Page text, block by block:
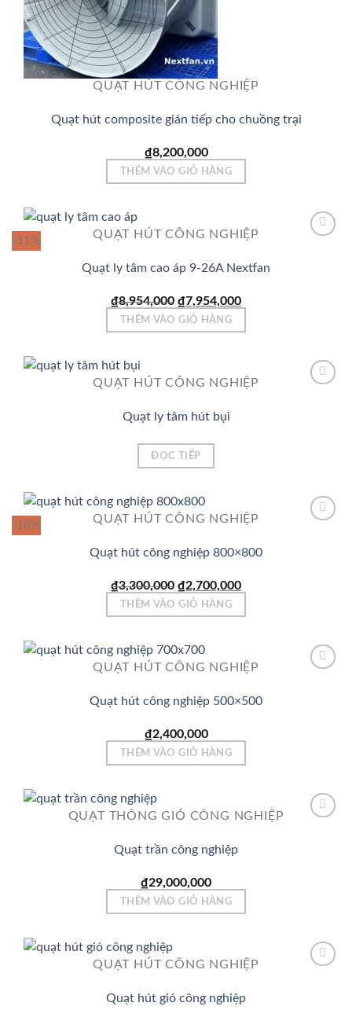
QUẠT HÚT CÔNG NGHIỆP
Quạt hút composite gián tiếp cho chuồng trại
₫8,200,000
THÊM VÀO GIỎ HÀNG
-11% QUẠT HÚT CÔNG NGHIỆP
Quạt ly tâm cao áp 9-26A Nextfan
₫8,954,000 Giá
gốc
là:
₫7,954,000Giá
hiện
THÊM VÀO GIỎ HÀNG
QUẠT HÚT CÔNG NGHIỆP
Quạt ly tâm hút bụi
ĐỌC TIẾP
-18% QUẠT HÚT CÔNG NGHIỆP
Quạt hút công nghiệp 800×800
₫3,300,000 Giá
gốc
là:
₫2,700,000Giá
hiện
THÊM VÀO GIỎ HÀNG
QUẠT HÚT CÔNG NGHIỆP
Quạt hút công nghiệp 500×500
₫2,400,000
THÊM VÀO GIỎ HÀNG
QUẠT THÔNG GIÓ CÔNG NGHIỆP
Quạt trần công nghiệp
₫29,000,000
THÊM VÀO GIỎ HÀNG
QUẠT HÚT CÔNG NGHIỆP
Quạt hút gió công nghiệp